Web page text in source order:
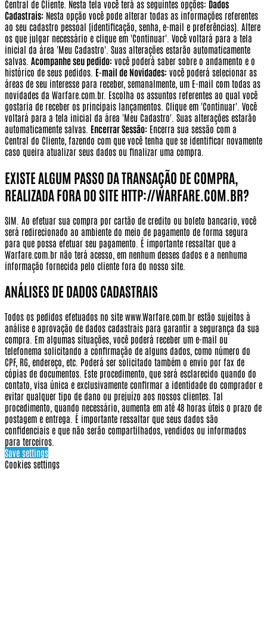
Central de Cliente. Nesta tela você terá as seguintes opções: Dados
Cadastrais: Nesta opção você pode alterar todas as informações referentes
ao seu cadastro pessoal (identificação, senha, e-mail e preferências). Altere
os que julgar necessário e clique em 'Continuar'. Você voltará para a tela
inicial da área 'Meu Cadastro'. Suas alterações estarão automaticamente
salvas. Acompanhe seu pedido: você poderá saber sobre o andamento e o
histórico de seus pedidos. E-mail de Novidades: você poderá selecionar as
áreas de seu interesse para receber, semanalmente, um E-mail com todas as
novidades da Warfare.com.br. Escolha os assuntos referentes ao qual você
gostaria de receber os principais lançamentos. Clique em 'Continuar'. Você
voltará para a tela inicial da área 'Meu Cadastro'. Suas alterações estarão
automaticamente salvas. Encerrar Sessão: Encerra sua sessão com a
Central do Cliente, fazendo com que você tenha que se identificar novamente
caso queira atualizar seus dados ou finalizar uma compra.
EXISTE ALGUM PASSO DA TRANSAÇÃO DE COMPRA,
REALIZADA FORA DO SITE HTTP://WARFARE.COM.BR?
SIM. Ao efetuar sua compra por cartão de credito ou boleto bancario, você
será redirecionado ao ambiente do meio de pagamento de forma segura
para que possa efetuar seu pagamento. É importante ressaltar que a
Warfare.com.br não terá acesso, em nenhum desses dados e a nenhuma
informação fornecida pelo cliente fora do nosso site.
ANÁLISES DE DADOS CADASTRAIS
Todos os pedidos efetuados no site www.Warfare.com.br estão sujeitos à
análise e aprovação de dados cadastrais para garantir a segurança da sua
compra. Em algumas situações, você poderá receber um e-mail ou
telefonema solicitando a confirmação de alguns dados, como número do
CPF, RG, endereço, etc. Poderá ser solicitado também o envio por fax de
cópias de documentos. Este procedimento, que será esclarecido quando do
contato, visa única e exclusivamente confirmar a identidade do comprador e
evitar qualquer tipo de dano ou prejuízo aos nossos clientes. Tal
procedimento, quando necessário, aumenta em até 48 horas úteis o prazo de
postagem e entrega. É importante ressaltar que seus dados são
confidenciais e que não serão compartilhados, vendidos ou informados
para terceiros.
Save settings
Cookies settings